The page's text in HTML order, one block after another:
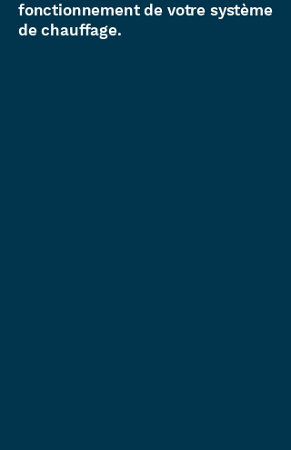
fonctionnement de votre système
de chauffage.